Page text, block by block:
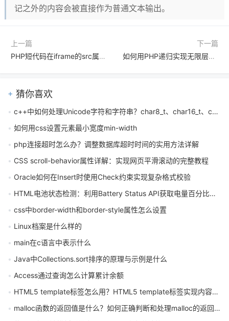
记之外的内容会被直接作为普通文本输出。
上一篇
PHP短代码在iframe的src属性中无法自动解析是什么原因怎么解决
下一篇
如何用PHP递归实现无限层级家族树成员计数
猜你喜欢
c++中如何处理Unicode字符和字符串？char8_t、char16_t、char32_t怎么用
如何用css设置元素最小宽度min-width
php连接超时怎么办？调整数据库超时时间的实用方法详解
CSS scroll-behavior属性详解：实现网页平滑滚动的完整教程
Oracle如何在Insert时使用Check约束实现复杂格式校验
HTML电池状态检测：利用Battery Status API获取电量百分比与充电状态
css中border-width和border-style属性怎么设置
Linux档案是什么样的
main在c语言中表示什么
Java中Collections.sort排序的原理与示例是什么
Access通过查询怎么计算累计余额
HTML5 template标签怎么用？HTML5 template标签实现内容模板的方法详解
malloc函数的返回值是什么？如何正确判断和处理malloc的返回结果？